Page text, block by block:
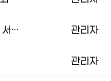
2025년 제8회 과천시청소년재단 직원 채용(재공고) 서류전형 합격자 발표 및 면접시험 실시계획 공고 관리자
관리자